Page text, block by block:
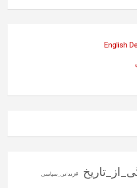
English
#زندانی_سیاسی